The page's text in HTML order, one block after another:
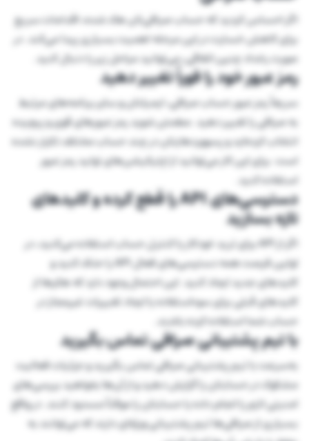
اگر احساس کردید که حساب صرافی‌تان هک شده، اقدامات سریع
برای کاهش خسارت در این مرحله اهمیت بسیاری پیدا می‌کند. در
صورت رخداد چنین اتفاقی، می‌توانید مراحل زیر را دنبال کنید.
رمز عبور خود را فوراً تغییر دهید
سریعاً رمز عبور حساب صرافی، ایمیلتان و سایر برنامه‌های مرتبط
به صرافی را تغییر دهید. مطمئن شوید رمز عبورهای قوی و پیچیده
انتخاب کرده‌اید و پسوورد‌هایتان در چند حساب مختلف تکرار نشده
است. برای این کار می‌توانید از اپلیکیشن‌های تولید رمز عبور
استفاده کنید.
دسترسی‌های API را قطع کرده و کلیدهای
تازه بسازید
اگر از API برای ترید خودکار یا کنترل حساب استفاده می‌کنید، در
اولین فرصت همه دسترسی‌های فعال API را حذف کنید و
کلیدهای جدید ایجاد کنید. این احتمال وجود دارد که هکرها از
کلیدهای قبلی برای سوءاستفاده یا ایجاد تغییرات غیرمجاز در
حساب شما استفاده کرده باشند.
با تیم پشتیبانی صرافی تماس بگیرید
به‌سرعت با تیم پشتیبانی صرافی تماس بگیرید و جزئیات فعالیت
مشکوک در حسابتان را گزارش دهید و از آن‌ها بخواهید بررسی‌های
امنیتی لازم را انجام داده یا حسابتان را موقتاً مسدود کنند. در واقع
بسیاری از صرافی‌ها تیم پشتیبانی ویژه‌ای دارند که می‌توانند به